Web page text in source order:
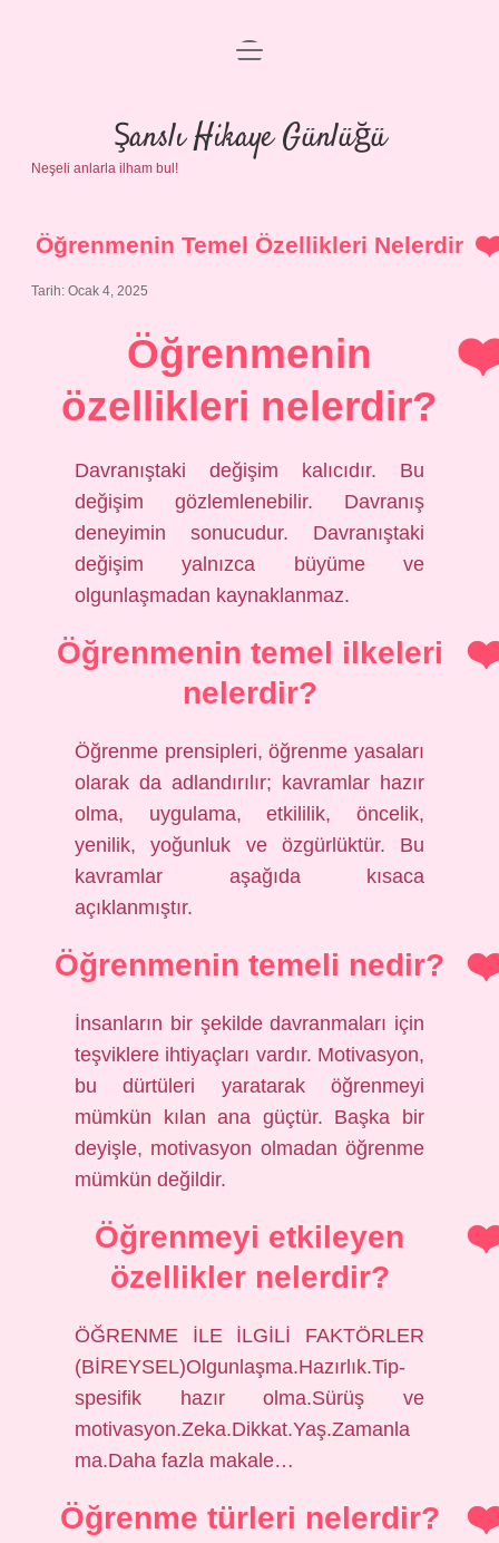
Anasayfa
Gizlilik Politikası
menüyü
Şanslı Hikaye Günlüğü
Neşeli anlarla ilham bul!
Öğrenmenin Temel Özellikleri Nelerdir
Tarih: Ocak 4, 2025
Öğrenmenin
özellikleri nelerdir?
Davranıştaki değişim kalıcıdır. Bu
değişim gözlemlenebilir. Davranış
deneyimin sonucudur. Davranıştaki
değişim yalnızca büyüme ve
olgunlaşmadan kaynaklanmaz.
Öğrenmenin temel ilkeleri
nelerdir?
Öğrenme prensipleri, öğrenme yasaları
olarak da adlandırılır; kavramlar hazır
olma, uygulama, etkililik, öncelik,
yenilik, yoğunluk ve özgürlüktür. Bu
kavramlar aşağıda kısaca
açıklanmıştır.
Öğrenmenin temeli nedir?
İnsanların bir şekilde davranmaları için
teşviklere ihtiyaçları vardır. Motivasyon,
bu dürtüleri yaratarak öğrenmeyi
mümkün kılan ana güçtür. Başka bir
deyişle, motivasyon olmadan öğrenme
mümkün değildir.
Öğrenmeyi etkileyen
özellikler nelerdir?
ÖĞRENME İLE İLGİLİ FAKTÖRLER
(BİREYSEL)Olgunlaşma.Hazırlık.Tip-
spesifik hazır olma.Sürüş ve
motivasyon.Zeka.Dikkat.Yaş.Zamanla
ma.Daha fazla makale…
Öğrenme türleri nelerdir?